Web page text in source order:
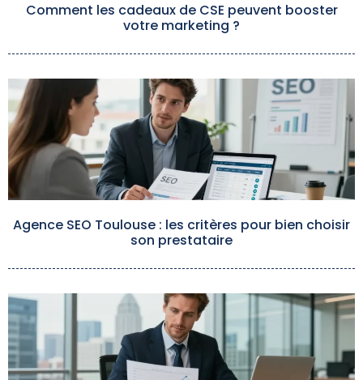
Comment les cadeaux de CSE peuvent booster
votre marketing ?
Agence SEO Toulouse : les critères pour bien choisir
son prestataire